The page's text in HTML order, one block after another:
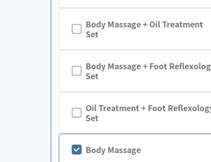
Body Massage + Oil Treatment
Set
Body Massage + Foot
Set
Oil Treatment + Foot
Set
Body Massage